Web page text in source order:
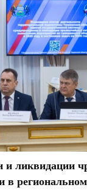
и ликвидации
в